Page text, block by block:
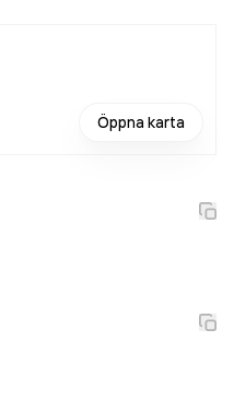
Öppna karta